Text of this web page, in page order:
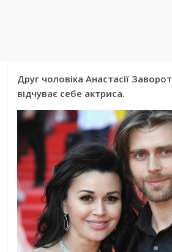
Друг чоловіка Анастасії
відчуває себе актриса.